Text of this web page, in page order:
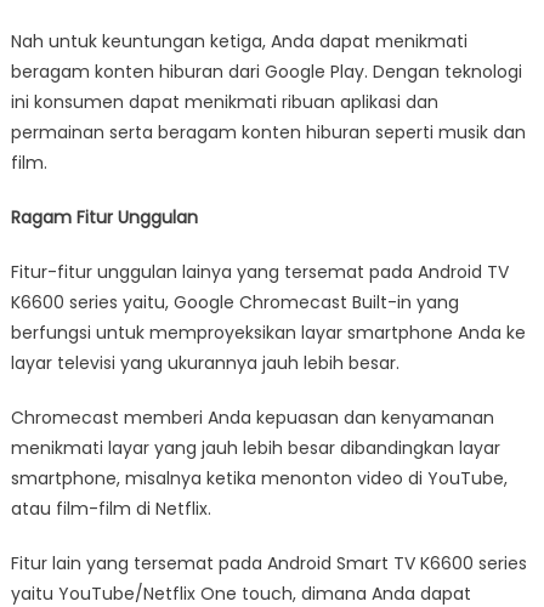
Nah untuk keuntungan ketiga, Anda dapat menikmati
beragam konten hiburan dari Google Play. Dengan teknologi
ini konsumen dapat menikmati ribuan aplikasi dan
permainan serta beragam konten hiburan seperti musik dan
film.
Ragam Fitur Unggulan
Fitur-fitur unggulan lainya yang tersemat pada Android TV
K6600 series yaitu, Google Chromecast Built-in yang
berfungsi untuk memproyeksikan layar smartphone Anda ke
layar televisi yang ukurannya jauh lebih besar.
Chromecast memberi Anda kepuasan dan kenyamanan
menikmati layar yang jauh lebih besar dibandingkan layar
smartphone, misalnya ketika menonton video di YouTube,
atau film-film di Netflix.
Fitur lain yang tersemat pada Android Smart TV K6600 series
yaitu YouTube/Netflix One touch, dimana Anda dapat